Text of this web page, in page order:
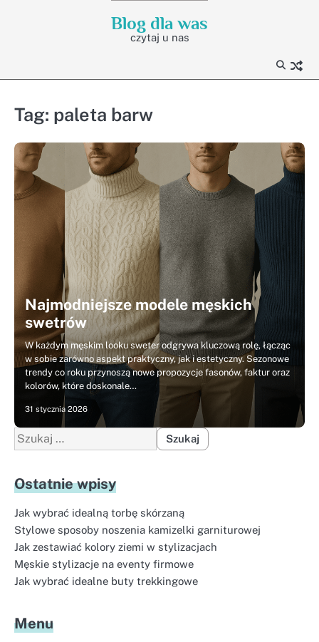
Blog dla was
czytaj u nas
Tag: paleta barw
Najmodniejsze modele męskich
swetrów
W każdym męskim looku sweter odgrywa kluczową rolę, łącząc
w sobie zarówno aspekt praktyczny, jak i estetyczny. Sezonowe
trendy co roku przynoszą nowe propozycje fasonów, faktur oraz
kolorów, które doskonale…
31 stycznia 2026
Szukaj:
Ostatnie wpisy
Jak wybrać idealną torbę skórzaną
Stylowe sposoby noszenia kamizelki garniturowej
Jak zestawiać kolory ziemi w stylizacjach
Męskie stylizacje na eventy firmowe
Jak wybrać idealne buty trekkingowe
Menu